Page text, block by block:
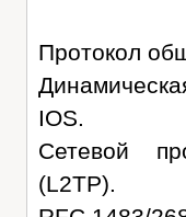
Протокол
IOS.
Cетевой
(L2TP).